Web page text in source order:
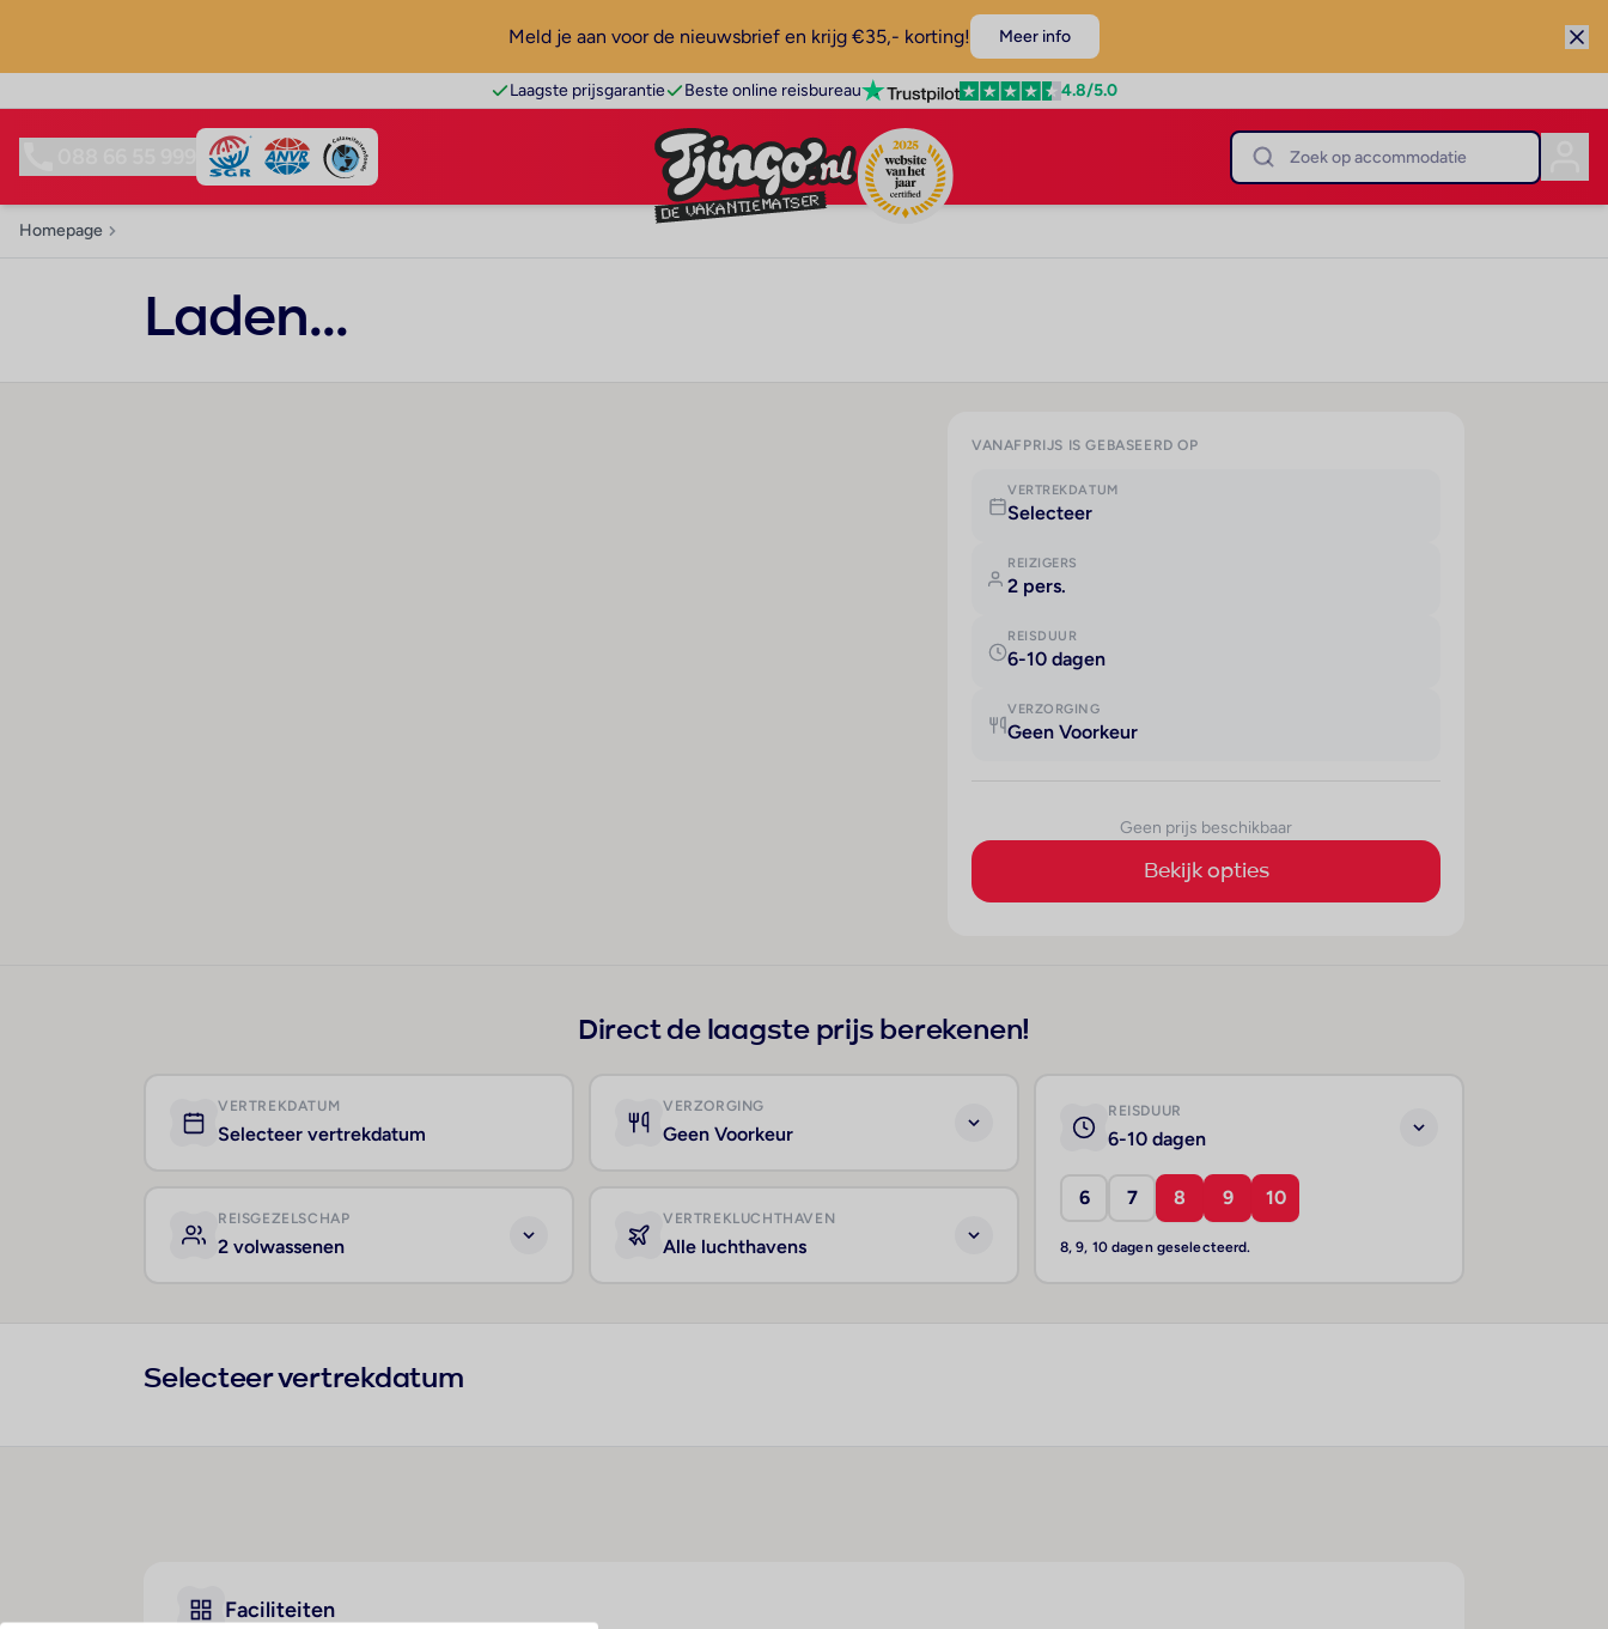
Meld je aan voor de nieuwsbrief en krijg €35,- korting! Meer info
Laagste prijsgarantie Beste online reisbureau 4.8/5.0
Homepage
Laden...
VANAFPRIJS IS GEBASEERD OP
VERTREKDATUM
Selecteer
REIZIGERS
2 pers.
REISDUUR
6-10 dagen
VERZORGING
Geen Voorkeur
Geen prijs beschikbaar
Bekijk opties
Direct de laagste prijs berekenen!
VERTREKDATUM
Selecteer vertrekdatum
VERZORGING
Geen Voorkeur
REISDUUR
6-10 dagen
6 7 8 9 10
8, 9, 10 dagen geselecteerd.
REISGEZELSCHAP
2 volwassenen
VERTREKLUCHTHAVEN
Alle luchthavens
Selecteer vertrekdatum
Faciliteiten